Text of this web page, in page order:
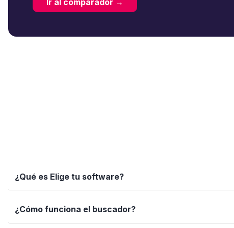
¿Qué es Elige tu software?
Elige tu software es una plataforma independiente que te
informadas con datos reales, fichas completas y
¿Cómo funciona el buscador?